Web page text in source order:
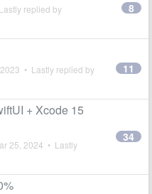
replied by 8
• Lastly replied by 11
+ Xcode 15
25, 2024 • Lastly
34